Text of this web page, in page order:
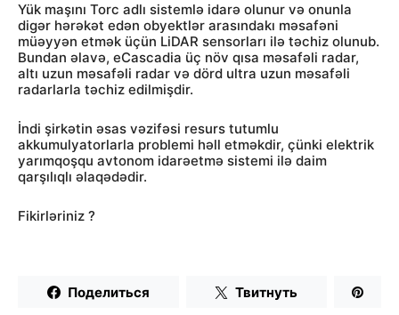
Yük maşını Torc adlı sistemlə idarə olunur və onunla
digər hərəkət edən obyektlər arasındakı məsafəni
müəyyən etmək üçün LiDAR sensorları ilə təchiz olunub.
Bundan əlavə, eCascadia üç növ qısa məsafəli radar,
altı uzun məsafəli radar və dörd ultra uzun məsafəli
radarlarla təchiz edilmişdir.
İndi şirkətin əsas vəzifəsi resurs tutumlu
akkumulyatorlarla problemi həll etməkdir, çünki elektrik
yarımqoşqu avtonom idarəetmə sistemi ilə daim
qarşılıqlı əlaqədədir.
Fikirləriniz ?
Поделиться Твитнуть